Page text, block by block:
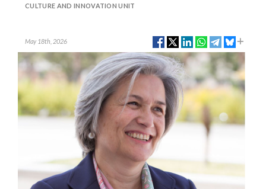
CULTURE AND INNOVATION UNIT
May 18th, 2026